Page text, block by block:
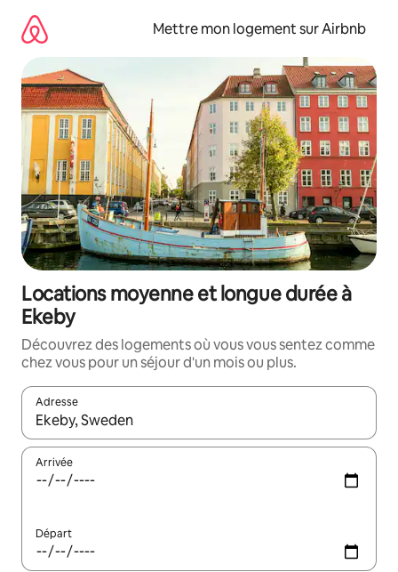
directement
contenu
Mettre mon logement sur Airbnb
Locations moyenne et longue durée à
Ekeby
Découvrez des logements où vous vous sentez comme
chez vous pour un séjour d'un mois ou plus.
Adresse
Lorsque les résultats s'affichent, utilisez les flèches vers le
Arrivée
Départ